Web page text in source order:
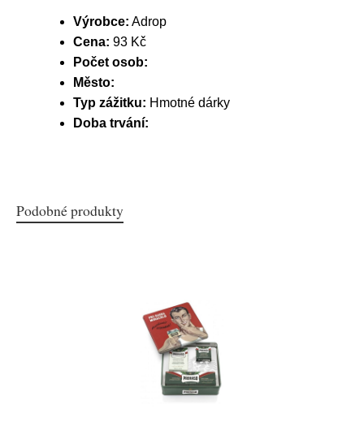
Výrobce: Adrop
Cena: 93 Kč
Počet osob:
Město:
Typ zážitku: Hmotné dárky
Doba trvání:
Podobné produkty